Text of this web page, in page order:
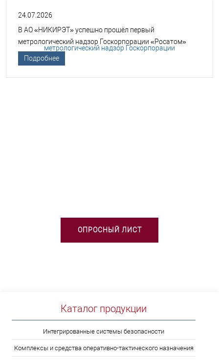
24.07.2026
В АО «НИКИРЭТ» успешно прошёл первый
метрологический надзор Госкорпорации «Росатом»
Подробнее
ОПРОСНЫЙ ЛИСТ
Каталог продукции
Интегрированные системы безопасности
Комплексы и средства оперативно-тактического назначения